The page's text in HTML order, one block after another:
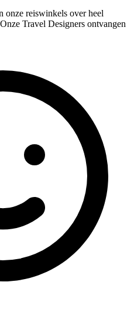
onze reiswinkels over heel
Travel Designers ontvangen